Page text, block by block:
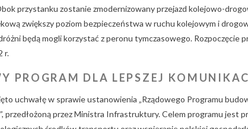
przystanku zostanie zmodernizowany przejazd kolejowo-
zwiększy poziom bezpieczeństwa w ruchu kolejowym i
będą mogli korzystać z peronu tymczasowego. Rozpoczęcie
r.
PROGRAM DLA LEPSZEJ
uchwałę w sprawie ustanowienia „Rządowego Programu
przedłożoną przez Ministra Infrastruktury. Celem programu jest